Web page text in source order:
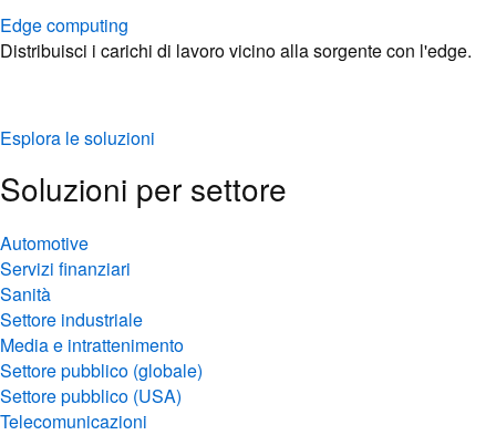
Edge computing
Distribuisci i carichi di lavoro vicino alla sorgente con l'edge.
Esplora le soluzioni
Soluzioni per settore
Automotive
Servizi finanziari
Sanità
Settore industriale
Media e intrattenimento
Settore pubblico (globale)
Settore pubblico (USA)
Telecomunicazioni